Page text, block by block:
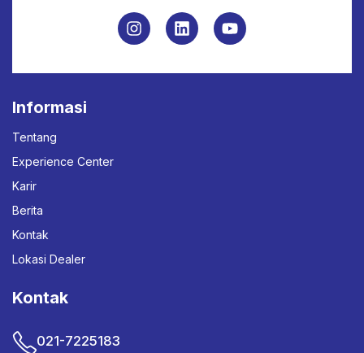
Informasi
Tentang
Experience Center
Karir
Berita
Kontak
Lokasi Dealer
Kontak
021-7225183